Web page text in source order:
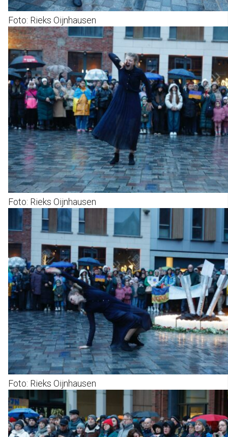
Foto: Rieks Oijnhausen
Foto: Rieks Oijnhausen
Foto: Rieks Oijnhausen